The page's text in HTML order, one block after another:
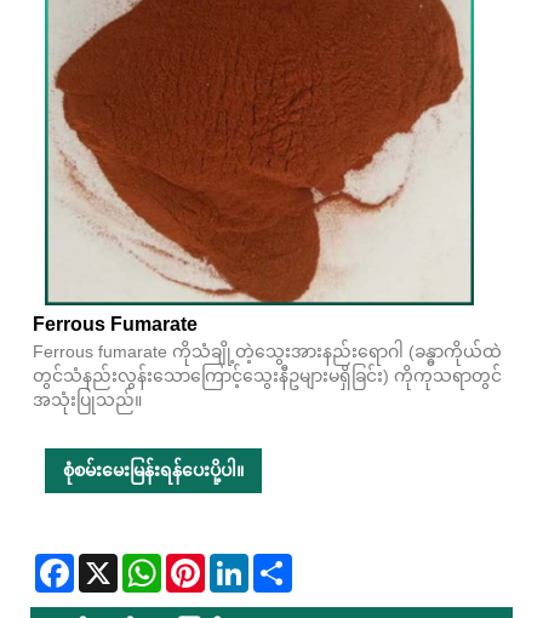
Ferrous Fumarate
Ferrous fumarate ကိုသံချို့တဲ့သွေးအားနည်းရောဂါ (ခန္ဓာကိုယ်ထဲ
တွင်သံနည်းလွန်းသောကြောင့်သွေးနီဥများမရှိခြင်း) ကိုကုသရာတွင်
အသုံးပြုသည်။
စုံစမ်းမေးမြန်းရန်ပေးပို့ပါ။
Facebook
X WhatsAppPinterestLinkedIn